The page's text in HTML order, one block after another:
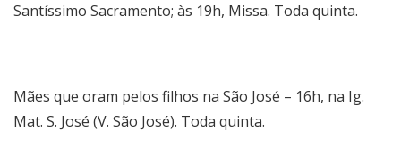
Santíssimo Sacramento; às 19h, Missa. Toda quinta.
Mães que oram pelos filhos na São José – 16h, na Ig.
Mat. S. José (V. São José). Toda quinta.